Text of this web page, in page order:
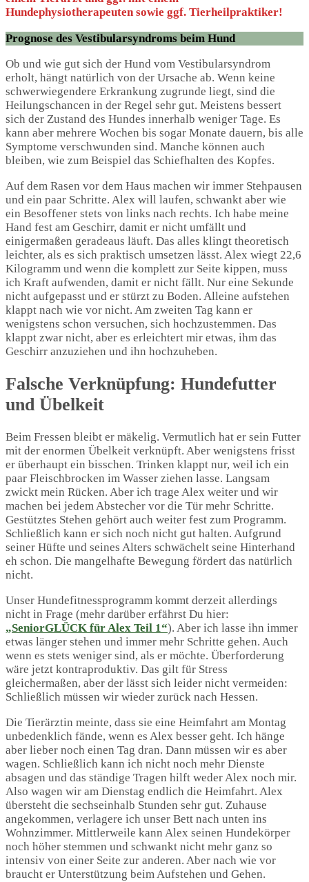
Hundephysiotherapeuten sowie ggf. Tierheilpraktiker!
Prognose des Vestibularsyndroms beim Hund
Ob und wie gut sich der Hund vom Vestibularsyndrom
erholt, hängt natürlich von der Ursache ab. Wenn keine
schwerwiegendere Erkrankung zugrunde liegt, sind die
Heilungschancen in der Regel sehr gut. Meistens bessert
sich der Zustand des Hundes innerhalb weniger Tage. Es
kann aber mehrere Wochen bis sogar Monate dauern, bis alle
Symptome verschwunden sind. Manche können auch
bleiben, wie zum Beispiel das Schiefhalten des Kopfes.
Auf dem Rasen vor dem Haus machen wir immer Stehpausen
und ein paar Schritte. Alex will laufen, schwankt aber wie
ein Besoffener stets von links nach rechts. Ich habe meine
Hand fest am Geschirr, damit er nicht umfällt und
einigermaßen geradeaus läuft. Das alles klingt theoretisch
leichter, als es sich praktisch umsetzen lässt. Alex wiegt 22,6
Kilogramm und wenn die komplett zur Seite kippen, muss
ich Kraft aufwenden, damit er nicht fällt. Nur eine Sekunde
nicht aufgepasst und er stürzt zu Boden. Alleine aufstehen
klappt nach wie vor nicht. Am zweiten Tag kann er
wenigstens schon versuchen, sich hochzustemmen. Das
klappt zwar nicht, aber es erleichtert mir etwas, ihm das
Geschirr anzuziehen und ihn hochzuheben.
Falsche Verknüpfung: Hundefutter
und Übelkeit
Beim Fressen bleibt er mäkelig. Vermutlich hat er sein Futter
mit der enormen Übelkeit verknüpft. Aber wenigstens frisst
er überhaupt ein bisschen. Trinken klappt nur, weil ich ein
paar Fleischbrocken im Wasser ziehen lasse. Langsam
zwickt mein Rücken. Aber ich trage Alex weiter und wir
machen bei jedem Abstecher vor die Tür mehr Schritte.
Gestütztes Stehen gehört auch weiter fest zum Programm.
Schließlich kann er sich noch nicht gut halten. Aufgrund
seiner Hüfte und seines Alters schwächelt seine Hinterhand
eh schon. Die mangelhafte Bewegung fördert das natürlich
nicht.
Unser Hundefitnessprogramm kommt derzeit allerdings
nicht in Frage (mehr darüber erfährst Du hier:
„SeniorGLÜCK für Alex Teil 1“). Aber ich lasse ihn immer
etwas länger stehen und immer mehr Schritte gehen. Auch
wenn es stets weniger sind, als er möchte. Überforderung
wäre jetzt kontraproduktiv. Das gilt für Stress
gleichermaßen, aber der lässt sich leider nicht vermeiden:
Schließlich müssen wir wieder zurück nach Hessen.
Die Tierärztin meinte, dass sie eine Heimfahrt am Montag
unbedenklich fände, wenn es Alex besser geht. Ich hänge
aber lieber noch einen Tag dran. Dann müssen wir es aber
wagen. Schließlich kann ich nicht noch mehr Dienste
absagen und das ständige Tragen hilft weder Alex noch mir.
Also wagen wir am Dienstag endlich die Heimfahrt. Alex
übersteht die sechseinhalb Stunden sehr gut. Zuhause
angekommen, verlagere ich unser Bett nach unten ins
Wohnzimmer. Mittlerweile kann Alex seinen Hundekörper
noch höher stemmen und schwankt nicht mehr ganz so
intensiv von einer Seite zur anderen. Aber nach wie vor
braucht er Unterstützung beim Aufstehen und Gehen.